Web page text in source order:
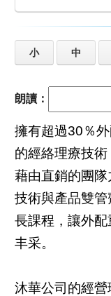
小 中
朗讀：
擁有超過30％
的經絡理療技
藉由直銷的團隊
技術與產品雙
長課程，讓外
丰采。
沐華公司的經